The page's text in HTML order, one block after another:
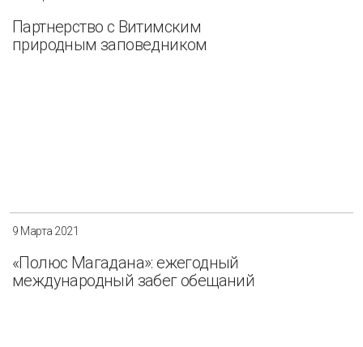
Партнерство с Витимским
природным заповедником
9 Марта 2021
«Полюс Магадана»: ежегодный
международный забег обещаний